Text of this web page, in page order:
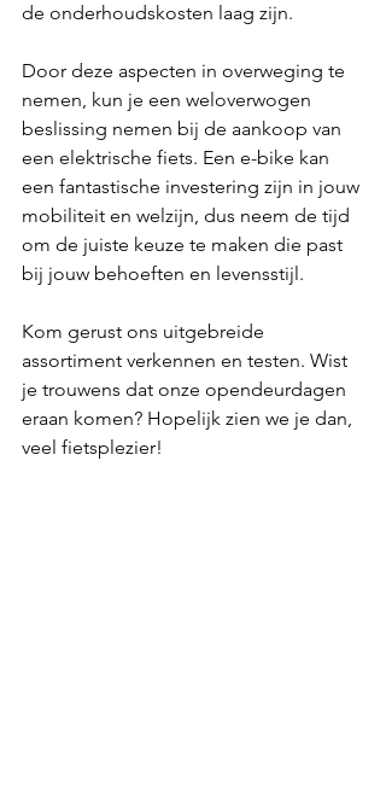
de onderhoudskosten laag zijn.
Door deze aspecten in overweging te
nemen, kun je een weloverwogen
beslissing nemen bij de aankoop van
een elektrische fiets. Een e-bike kan
een fantastische investering zijn in jouw
mobiliteit en welzijn, dus neem de tijd
om de juiste keuze te maken die past
bij jouw behoeften en levensstijl.
Kom gerust ons uitgebreide
assortiment verkennen en testen. Wist
je trouwens dat onze opendeurdagen
eraan komen? Hopelijk zien we je dan,
veel fietsplezier!